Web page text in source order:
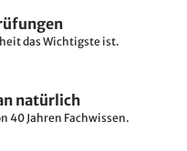
das Wichtigste ist.
natürlich
40 Jahren Fachwissen.